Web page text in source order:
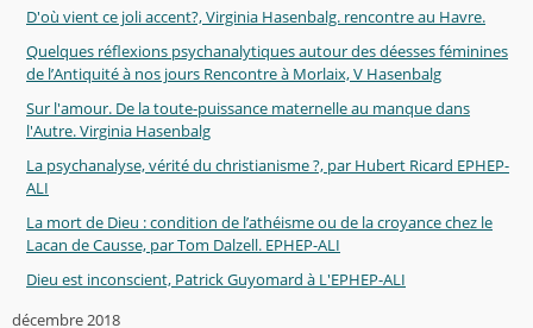
D'où vient ce joli accent?, Virginia Hasenbalg. rencontre au Havre.
Quelques réflexions psychanalytiques autour des déesses féminines
de l’Antiquité à nos jours Rencontre à Morlaix, V Hasenbalg
Sur l'amour. De la toute-puissance maternelle au manque dans
l'Autre. Virginia Hasenbalg
La psychanalyse, vérité du christianisme ?, par Hubert Ricard EPHEP-
ALI
La mort de Dieu : condition de l’athéisme ou de la croyance chez le
Lacan de Causse, par Tom Dalzell. EPHEP-ALI
Dieu est inconscient, Patrick Guyomard à L'EPHEP-ALI
décembre 2018